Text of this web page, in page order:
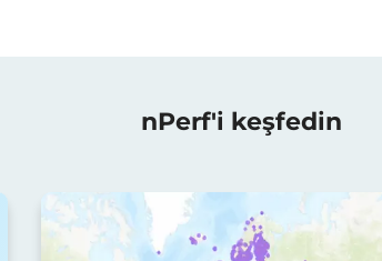
nPerf'i keşfedin